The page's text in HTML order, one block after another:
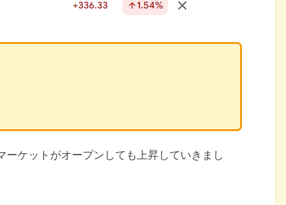
ケットがオープンしても上昇していきまし